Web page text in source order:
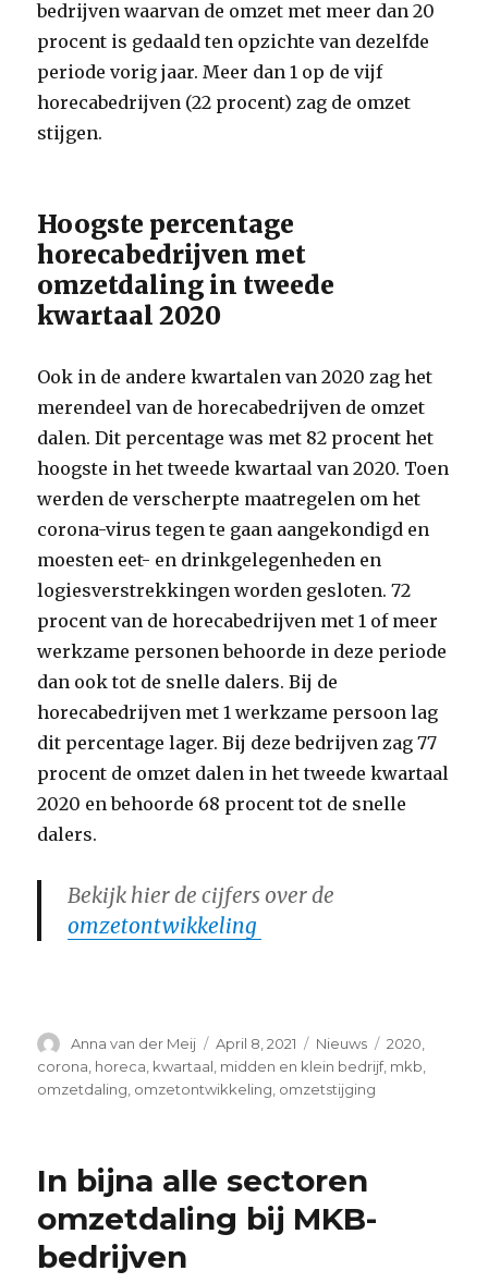
bedrijven waarvan de omzet met meer dan 20
procent is gedaald ten opzichte van dezelfde
periode vorig jaar. Meer dan 1 op de vijf
horecabedrijven (22 procent) zag de omzet
stijgen.
Hoogste percentage
horecabedrijven met
omzetdaling in tweede
kwartaal 2020
Ook in de andere kwartalen van 2020 zag het
merendeel van de horecabedrijven de omzet
dalen. Dit percentage was met 82 procent het
hoogste in het tweede kwartaal van 2020. Toen
werden de verscherpte maatregelen om het
corona-virus tegen te gaan aangekondigd en
moesten eet- en drinkgelegenheden en
logiesverstrekkingen worden gesloten. 72
procent van de horecabedrijven met 1 of meer
werkzame personen behoorde in deze periode
dan ook tot de snelle dalers. Bij de
horecabedrijven met 1 werkzame persoon lag
dit percentage lager. Bij deze bedrijven zag 77
procent de omzet dalen in het tweede kwartaal
2020 en behoorde 68 procent tot de snelle
dalers.
Bekijk hier de cijfers over de
omzetontwikkeling
Author
Anna van der Meij
Posted
on
April 8, 2021 Categories
Nieuws Tags
2020,
corona, horeca, kwartaal, midden en klein bedrijf, mkb,
omzetdaling, omzetontwikkeling, omzetstijging
In bijna alle sectoren
omzetdaling bij MKB-
bedrijven